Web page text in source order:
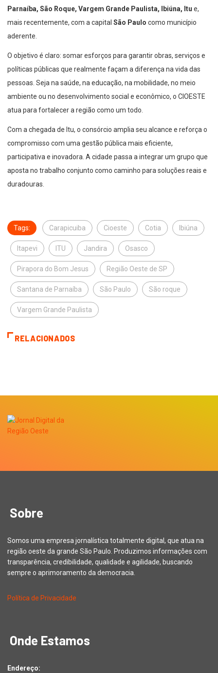
Parnaíba, São Roque, Vargem Grande Paulista, Ibiúna, Itu e,
mais recentemente, com a capital São Paulo como município
aderente.
O objetivo é claro: somar esforços para garantir obras, serviços e
políticas públicas que realmente façam a diferença na vida das
pessoas. Seja na saúde, na educação, na mobilidade, no meio
ambiente ou no desenvolvimento social e econômico, o CIOESTE
atua para fortalecer a região como um todo.
Com a chegada de Itu, o consórcio amplia seu alcance e reforça o
compromisso com uma gestão pública mais eficiente,
participativa e inovadora. A cidade passa a integrar um grupo que
aposta no trabalho conjunto como caminho para soluções reais e
duradouras.
Tags: Carapicuiba Cioeste Cotia Ibiúna
Itapevi ITU Jandira Osasco
Pirapora do Bom Jesus Região Oeste de SP
Santana de Parnaíba São Paulo São roque
Vargem Grande Paulista
RELACIONADOS
Sobre
Somos uma empresa jornalística totalmente digital, que atua na
região oeste da grande São Paulo. Produzimos informações com
transparência, credibilidade, qualidade e agilidade, buscando
sempre o aprimoramento da democracia.
Política de Privacidade
Onde Estamos
Endereço: